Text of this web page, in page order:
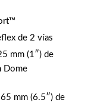
de 2 vías
mm (1″) de
Dome
mm (6.5″) de